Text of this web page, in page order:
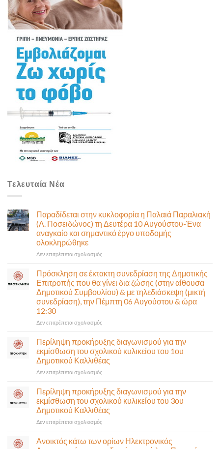
Τελευταία Νέα
Παραδίδεται στην κυκλοφορία η Παλαιά Παραλιακή
(Λ. Ποσειδώνος) τη Δευτέρα 10 Αυγούστου-Ένα
αναγκαίο και σημαντικό έργο υποδομής
ολοκληρώθηκε
Δεν επιτρέπεται σχολιασμόςστο
κυκλοφορία
η
Παλαιά
Παραλιακή
Ποσειδώνος)
10
Αυγούστου-
Ένα
αναγκαίο
σημαντικό
έργο
υποδομής
ολοκληρώθηκε
Πρόσκληση σε έκτακτη συνεδρίαση της Δημοτικής
Επιτροπής που θα γίνει δια ζώσης (στην αίθουσα
Δημοτικού Συμβουλίου) & με τηλεδιάσκεψη (μικτή
συνεδρίαση), την Πέμπτη 06 Αυγούστου & ώρα
12:30
Δεν επιτρέπεται σχολιασμόςστο
σε
έκτακτη
συνεδρίαση
της
Δημοτικής
που
θα
γίνει
δια
ζώσης
αίθουσα
Δημοτικού
Περίληψη προκήρυξης διαγωνισμού για την
εκμίσθωση του σχολικού κυλικείου του 1ου
Δημοτικού Καλλιθέας
Δεν επιτρέπεται σχολιασμόςστο
προκήρυξης
διαγωνισμού
για
την
εκμίσθωση
σχολικού
κυλικείου
Περίληψη προκήρυξης διαγωνισμού για την
εκμίσθωση του σχολικού κυλικείου του 3ου
Δημοτικού Καλλιθέας
Δεν επιτρέπεται σχολιασμόςστο
προκήρυξης
διαγωνισμού
Ανοικτός κάτω των ορίων Ηλεκτρονικός